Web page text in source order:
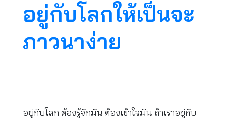
อยู่กับโลกให้เป็นจะ
ภาวนาง่าย
อยู่กับโลก ต้องรู้จักมัน ต้องเข้าใจมัน ถ้าเราอยู่กับ